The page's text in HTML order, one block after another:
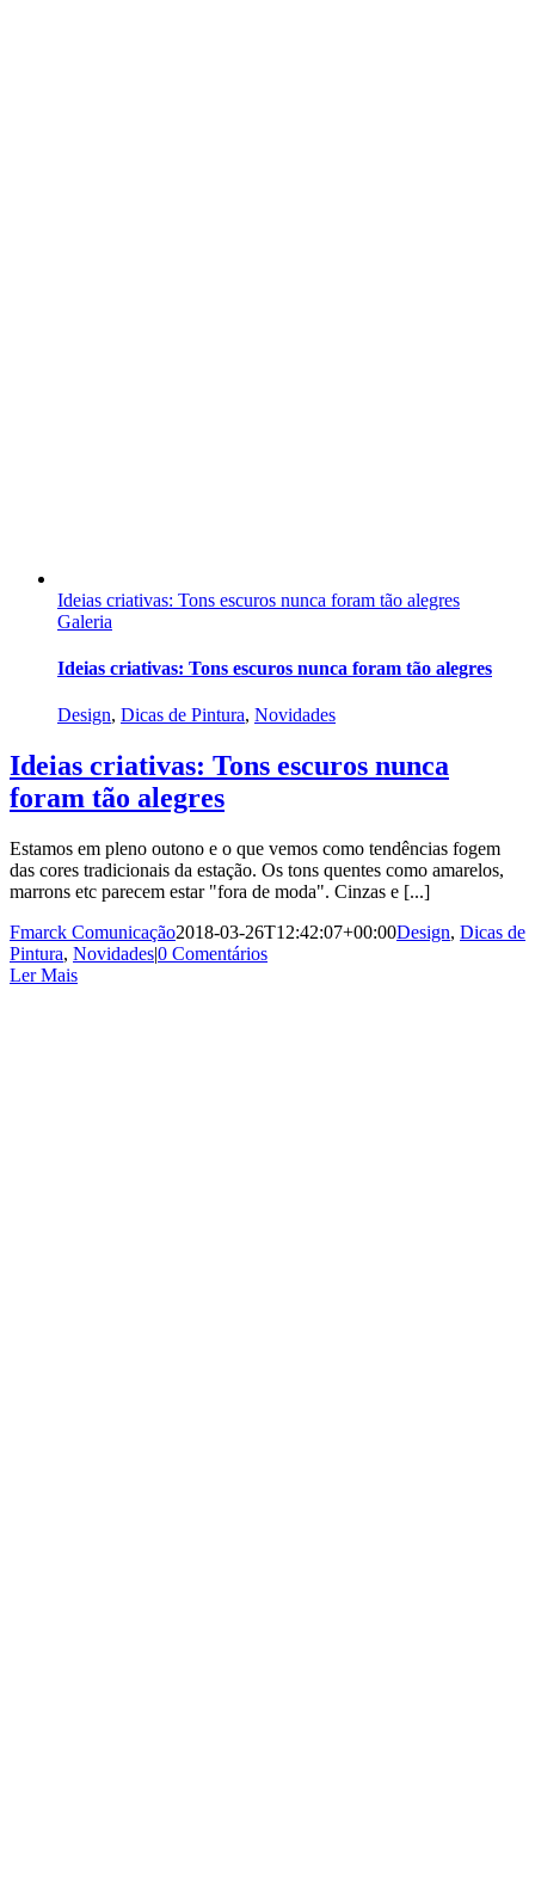
Ideias criativas: Tons escuros nunca foram tão alegres
Galeria
Ideias criativas: Tons escuros nunca foram tão alegres
Design, Dicas de Pintura, Novidades
Ideias criativas: Tons escuros nunca
foram tão alegres
Estamos em pleno outono e o que vemos como tendências fogem
das cores tradicionais da estação. Os tons quentes como amarelos,
marrons etc parecem estar "fora de moda". Cinzas e [...]
Fmarck Comunicação2018-03-26T12:42:07+00:00Design, Dicas de
Pintura, Novidades|0 Comentários
Ler Mais